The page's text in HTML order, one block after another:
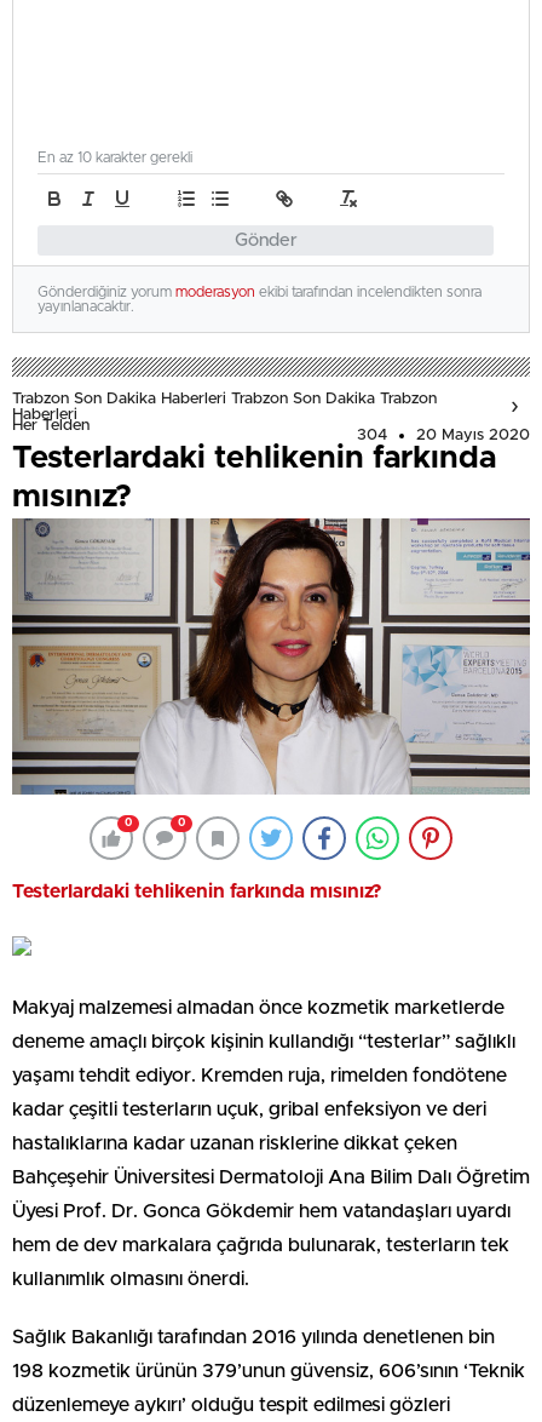
Gönder
En az 10 karakter gerekli
Gönderdiğiniz yorum moderasyon ekibi tarafından incelendikten sonra
yayınlanacaktır.
Trabzon Son Dakika Haberleri Trabzon Son Dakika Trabzon
Haberleri
Her Telden
304 20 Mayıs 2020
Testerlardaki tehlikenin farkında
mısınız?
0 0
Testerlardaki tehlikenin farkında mısınız?
Makyaj malzemesi almadan önce kozmetik marketlerde
deneme amaçlı birçok kişinin kullandığı “testerlar” sağlıklı
yaşamı tehdit ediyor. Kremden ruja, rimelden fondötene
kadar çeşitli testerların uçuk, gribal enfeksiyon ve deri
hastalıklarına kadar uzanan risklerine dikkat çeken
Bahçeşehir Üniversitesi Dermatoloji Ana Bilim Dalı Öğretim
Üyesi Prof. Dr. Gonca Gökdemir hem vatandaşları uyardı
hem de dev markalara çağrıda bulunarak, testerların tek
kullanımlık olmasını önerdi.
Sağlık Bakanlığı tarafından 2016 yılında denetlenen bin
198 kozmetik ürünün 379’unun güvensiz, 606’sının ‘Teknik
düzenlemeye aykırı’ olduğu tespit edilmesi gözleri